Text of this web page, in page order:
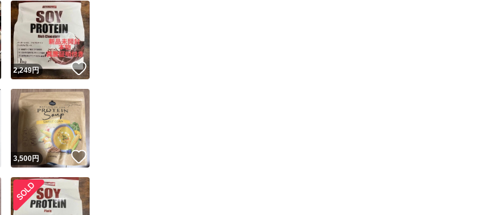
いいね！
2,249円 いいね！
いいね！
3,500円